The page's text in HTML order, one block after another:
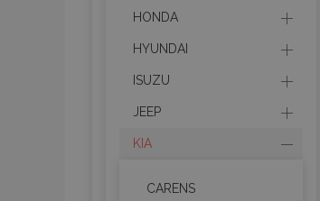
HONDA
HYUNDAI
ISUZU
JEEP
KIA
CARENS